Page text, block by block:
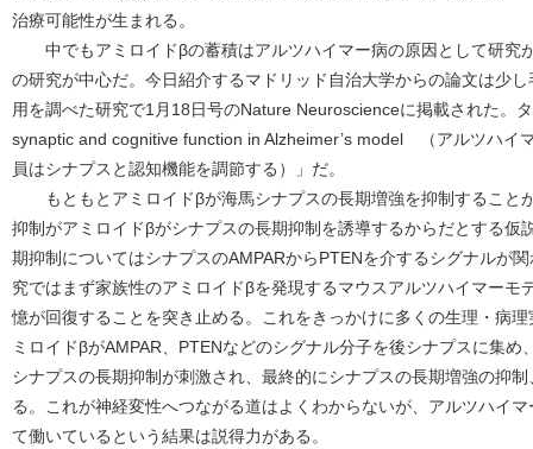
治療可能性が生まれる。
中でもアミロイドβの蓄積はアルツハイマー病の原因として研究
の研究が中心だ。今日紹介するマドリッド自治大学からの論文は少
用を調べた研究で1月18日号のNature Neuroscienceに掲載された。
synaptic and cognitive function in Alzheimer’s model （アルツハイ
員はシナプスと認知機能を調節する）」だ。
もともとアミロイドβが海馬シナプスの長期増強を抑制すること
抑制がアミロイドβがシナプスの長期抑制を誘導するからだとする仮
期抑制についてはシナプスのAMPARからPTENを介するシグナルが
究ではまず家族性のアミロイドβを発現するマウスアルツハイマーモ
憶が回復することを突き止める。これをきっかけに多くの生理・病
ミロイドβがAMPAR、PTENなどのシグナル分子を後シナプスに集
シナプスの長期抑制が刺激され、最終的にシナプスの長期増強の抑
る。これが神経変性へつながる道はよくわからないが、アルツハイ
て働いているという結果は説得力がある。